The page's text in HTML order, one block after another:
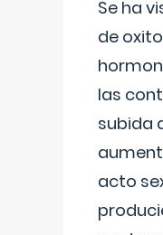
Se ha
de
las
subida
acto